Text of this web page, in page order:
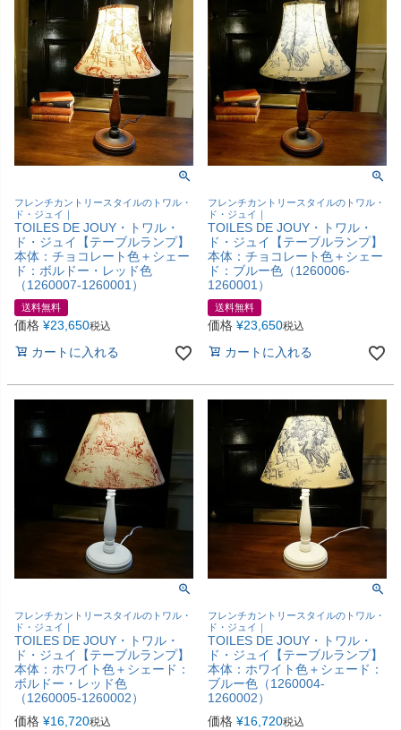
フレンチカントリースタイルのトワル・
ド・ジュイ｜
TOILES DE JOUY・トワル・
ド・ジュイ【テーブルランプ】
本体：チョコレート色＋シェー
ド：ボルドー・レッド色
（1260007-1260001）
送料無料
価格 ¥23,650税込
カートに入れる
フレンチカントリースタイルのトワル・
ド・ジュイ｜
TOILES DE JOUY・トワル・
ド・ジュイ【テーブルランプ】
本体：チョコレート色＋シェー
ド：ブルー色（1260006-
1260001）
送料無料
価格 ¥23,650税込
カートに入れる
フレンチカントリースタイルのトワル・
ド・ジュイ｜
TOILES DE JOUY・トワル・
ド・ジュイ【テーブルランプ】
本体：ホワイト色＋シェード：
ボルドー・レッド色
（1260005-1260002）
価格 ¥16,720税込
フレンチカントリースタイルのトワル・
ド・ジュイ｜
TOILES DE JOUY・トワル・
ド・ジュイ【テーブルランプ】
本体：ホワイト色＋シェード：
ブルー色（1260004-
1260002）
価格 ¥16,720税込